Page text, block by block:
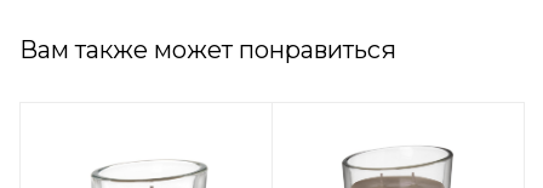
Вам также может понравиться